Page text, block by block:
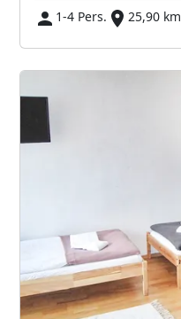
1-4 Pers.
25,90 km